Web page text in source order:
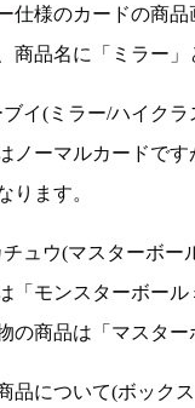
仕様のカードの商
商品名に「ミラー
イ(ミラー/ハイクラ
ノーマルカードで
ります。
ュウ(マスターボー
「モンスターボー
の商品は「マスター
品について(ボック